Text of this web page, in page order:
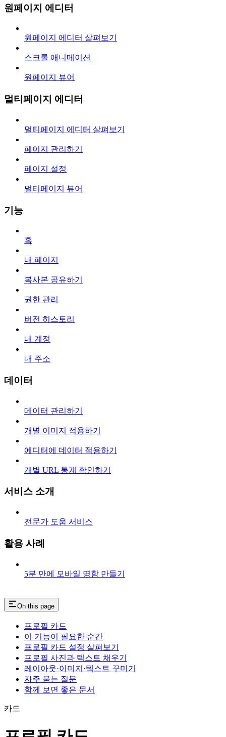
원페이지 에디터
원페이지 에디터 살펴보기
스크롤 애니메이션
원페이지 뷰어
멀티페이지 에디터
멀티페이지 에디터 살펴보기
페이지 관리하기
페이지 설정
멀티페이지 뷰어
기능
홈
내 페이지
복사본 공유하기
권한 관리
버전 히스토리
내 계정
내 주소
데이터
데이터 관리하기
개별 이미지 적용하기
에디터에 데이터 적용하기
개별 URL 통계 확인하기
서비스 소개
전문가 도움 서비스
활용 사례
5분 만에 모바일 명함 만들기
On this page
프로필 카드
이 기능이 필요한 순간
프로필 카드 설정 살펴보기
프로필 사진과 텍스트 채우기
레이아웃·이미지·텍스트 꾸미기
자주 묻는 질문
함께 보면 좋은 문서
카드